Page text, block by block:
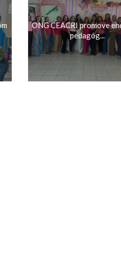
ONG CEACRI promove
pedagóg...